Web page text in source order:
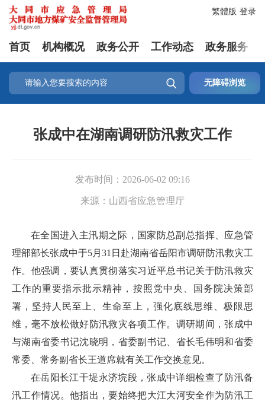
登录
繁體版
首页 机构概况 政务公开 工作动态 政务服务
 无障碍浏览
张成中在湖南调研防汛救灾工作
发布时间： 2026-06-02 09:16
来源： 山西省应急管理厅
在全国进入主汛期之际，国家防总副总指挥、应急管
理部部长张成中于5月31日赴湖南省岳阳市调研防汛救灾工
作。他强调，要认真贯彻落实习近平总书记关于防汛救灾
工作的重要指示批示精神，按照党中央、国务院决策部
署，坚持人民至上、生命至上，强化底线思维、极限思
维，毫不放松做好防汛救灾各项工作。调研期间，张成中
与湖南省委书记沈晓明，省委副书记、省长毛伟明和省委
常委、常务副省长王道席就有关工作交换意见。
在岳阳长江干堤永济垸段，张成中详细检查了防汛备
汛工作情况。他指出，要始终把大江大河安全作为防汛工